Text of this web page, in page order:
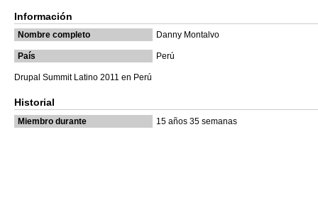
Información
Nombre completo Danny Montalvo
País Perú
Drupal Summit Latino 2011 en Perú
Historial
Miembro durante 15 años 35 semanas